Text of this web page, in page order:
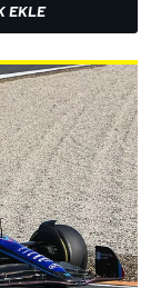
EKLE